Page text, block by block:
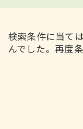
検索条件に当て
んでした。再度